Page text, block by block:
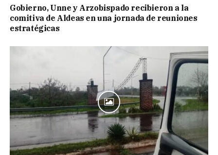
Gobierno, Unne y Arzobispado recibieron a la
comitiva de Aldeas en una jornada de reuniones
estratégicas